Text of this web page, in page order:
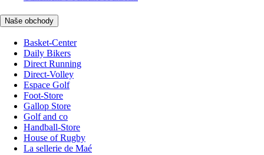
Naše obchody
Basket-Center
Daily Bikers
Direct Running
Direct-Volley
Espace Golf
Foot-Store
Gallop Store
Golf and co
Handball-Store
House of Rugby
La sellerie de Maé